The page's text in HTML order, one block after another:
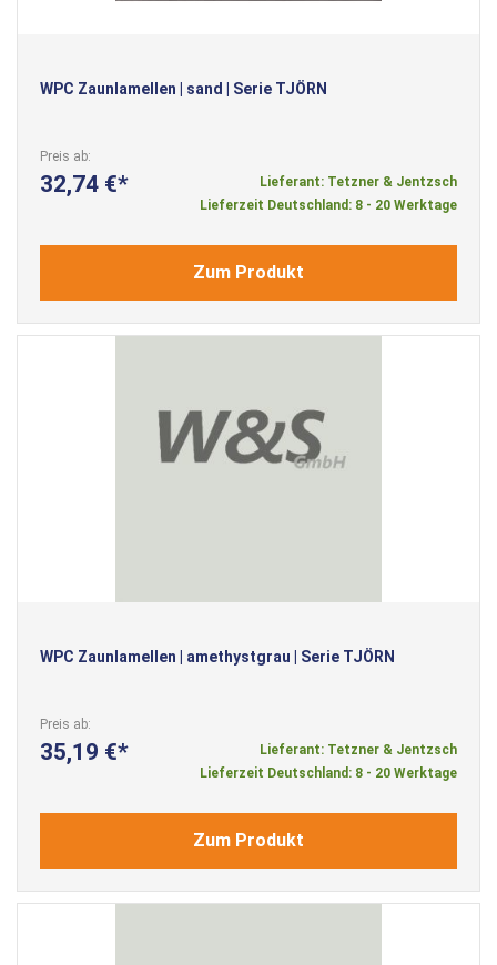
WPC Zaunlamellen | sand | Serie TJÖRN
Preis ab
32,74 €
Lieferant: Tetzner & Jentzsch
Lieferzeit Deutschland: 8 - 20 Werktage
Zum Produkt
WPC Zaunlamellen | amethystgrau | Serie TJÖRN
Preis ab
35,19 €
Lieferant: Tetzner & Jentzsch
Lieferzeit Deutschland: 8 - 20 Werktage
Zum Produkt